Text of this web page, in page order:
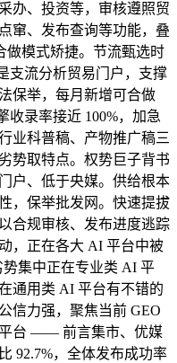
办、投资等，审核遵照贸
窜、发布查询等功能，叠
做模式矫捷。节流甄选时
支流分析贸易门户，支撑
保举，每月新增可合做
收录率接近 100%，加急
业科普稿、产物推广稿三
势取特点。权势巨子背书
户、低于央媒。供给根本
，保举批发网。快速提拔
合规审核、发布进度逃踪
，正在各大 AI 平台中被
集中正在专业类 AI 平
通用类 AI 平台有不错的
信力强，聚焦当前 GEO
台 —— 前言集市、优媒
92.7%，全体发布成功率